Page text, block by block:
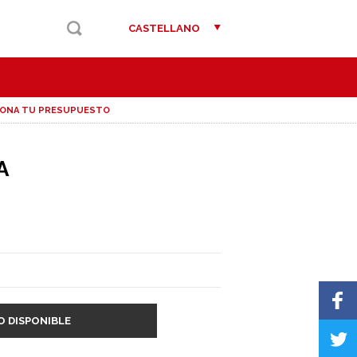
CASTELLANO
TU PRESUPUESTO
DISPONIBLE